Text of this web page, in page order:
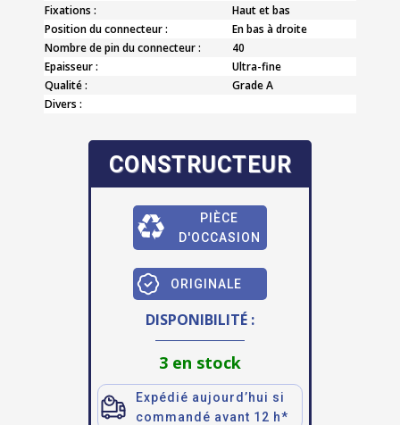
Fixations :
Haut et bas
Position du connecteur :
En bas à droite
Nombre de pin du connecteur :
40
Epaisseur :
Ultra-fine
Qualité :
Grade A
Divers :
CONSTRUCTEUR
PIÈCE
D'OCCASION
ORIGINALE
DISPONIBILITÉ :
3 en stock
Expédié aujourd’hui si
commandé avant 12 h*